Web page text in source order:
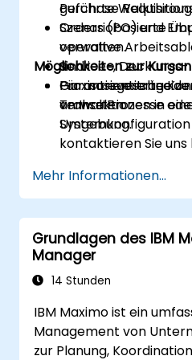
Purchase
Orders (PO) und
verwalten.
Service-, Deckungs-
Garantieverträge
verwalten.
geführte
Szenariobasierte
operative
sind.
Praxisorientierte
Transaktionen in
Umgebung.
Möglichkeiten zur
Für
an Ihre Prozesse
kontaktieren Sie
Mehr Informationen...
Grundlagen des IBM
Manager
14 Stunden
IBM Maximo ist ein
Management von
zur Planung,